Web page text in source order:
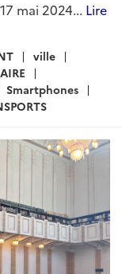
mai 2024... Lire
ville
Smartphones